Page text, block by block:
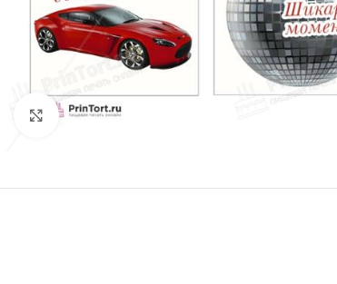
Нажмите, чтобы увеличить изображение